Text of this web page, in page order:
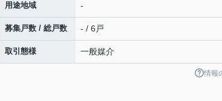
用途地域 -
募集戸数 / 総戸数 - / 6戸
取引態様 一般媒介
情報